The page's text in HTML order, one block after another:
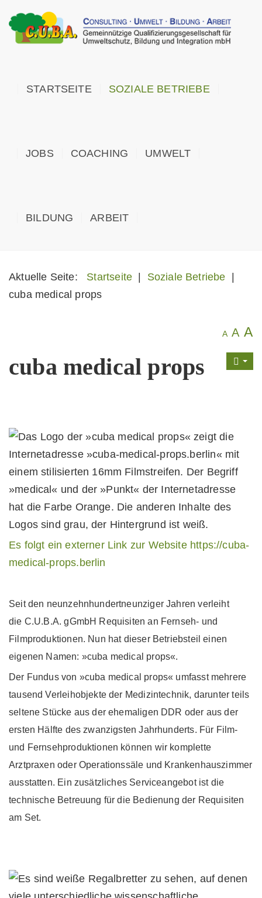
STARTSEITE SOZIALE BETRIEBE
JOBS COACHING UMWELT
BILDUNG ARBEIT
Aktuelle Seite: Startseite Soziale Betriebe
cuba medical props
A A A
cuba medical props
Es folgt ein externer Link zur Website https://cuba-
medical-props.berlin
Seit den neunzehnhundertneunziger Jahren verleiht
die C.U.B.A. gGmbH Requisiten an Fernseh- und
Filmproduktionen. Nun hat dieser Betriebsteil einen
eigenen Namen: »cuba medical props«.
Der Fundus von »cuba medical props« umfasst mehrere
tausend Verleihobjekte der Medizintechnik, darunter teils
seltene Stücke aus der ehemaligen DDR oder aus der
ersten Hälfte des zwanzigsten Jahrhunderts. Für Film-
und Fernsehproduktionen können wir komplette
Arztpraxen oder Operationssäle und Krankenhauszimmer
ausstatten. Ein zusätzliches Serviceangebot ist die
technische Betreuung für die Bedienung der Requisiten
am Set.